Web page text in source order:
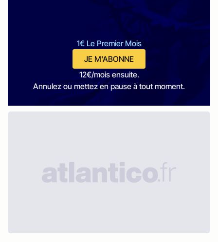
1€ Le Premier Mois
JE M'ABONNE
12€/mois ensuite.
Annulez ou mettez en pause à tout moment.